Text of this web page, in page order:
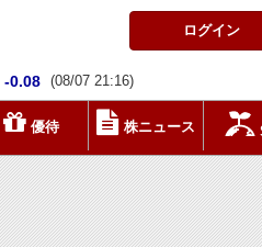
ログイン
-0.08 (08/07 21:16)
優待 株ニュース